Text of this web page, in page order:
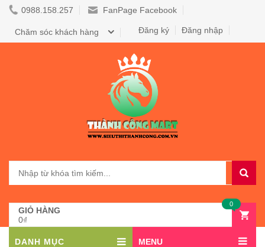
0988.158.257 FanPage Facebook
Đăng nhập
Đăng ký
Chăm sóc khách hàng
GIỎ HÀNG
0₫
0
DANH MỤC MENU